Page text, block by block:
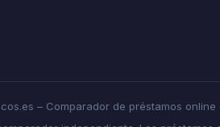
– Comparador de préstamos